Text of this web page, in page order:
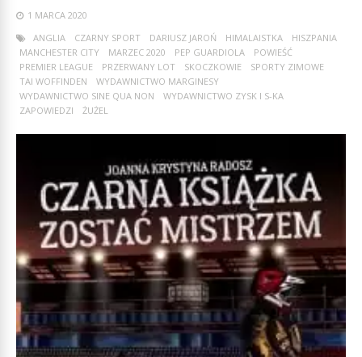
1 MARCA 2020
ANGLIA
CZARNY SPORT DARIUSZ JAROŃ HIMALAISTKA
HISZPANIA
MANCHESTER CITY
MARZEC 2020 PEP GUARDIOLA
POWIEŚĆ
PREMIER LEAGUE
PRZERWANY LOT SKOCZKOWIE
SPORTY ZIMOWE
TAI WOFFINDEN
WYDAWNICTWO MARGINESY
WYDAWNICTWO SINE QUA NON
WYDAWNICTWO ZYSK I S-KA
ZAPOWIEDZI
ŻUŻEL